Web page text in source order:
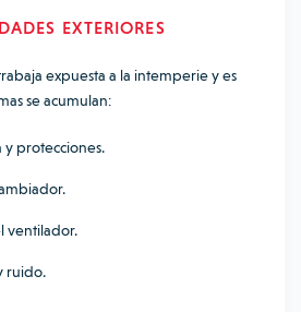
EXTERIORES
expuesta a la intemperie y es
se acumulan:
y protecciones.
ventilador.
ruido.